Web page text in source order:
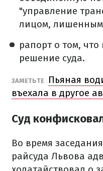
"управление
лицом, лишенным
рапорт о том,
решение суда.
ЗАМЕТЬТЕ
Пьяная
въехала в другое
Суд
Во время
райсуда Львова